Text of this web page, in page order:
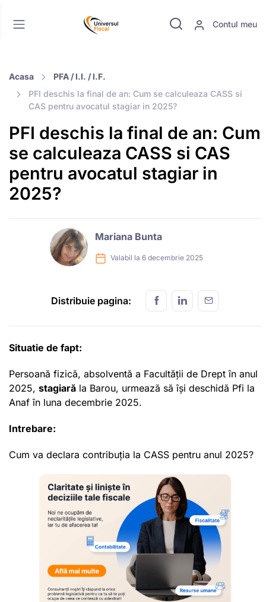
Contul meu
Acasa
PFA / I.I. / I.F.
PFI deschis la final de an: Cum se calculeaza CASS si
CAS pentru avocatul stagiar in 2025?
PFI deschis la final de an: Cum
se calculeaza CASS si CAS
pentru avocatul stagiar in
2025?
Mariana Bunta
Valabil la 6 decembrie 2025
Distribuie pagina:
Situatie de fapt:
Persoană fizică, absolventă a Facultății de Drept în anul
2025, stagiară la Barou, urmează să își deschidă Pfi la
Anaf în luna decembrie 2025.
Intrebare:
Cum va declara contribuția la CASS pentru anul 2025?